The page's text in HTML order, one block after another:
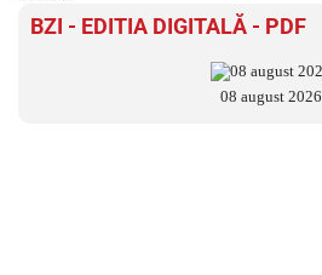
BZI - EDITIA DIGITALĂ - PDF
08 august 2026